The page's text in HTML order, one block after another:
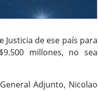
Justicia de ese país para
millones, no sea
Adjunto, Nicolao